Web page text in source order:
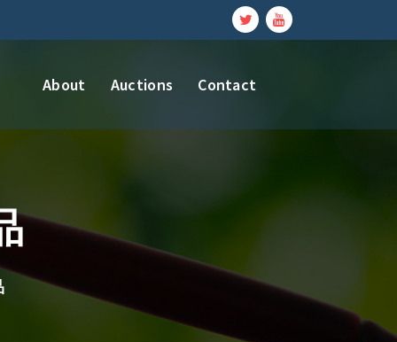
About Auctions Contact